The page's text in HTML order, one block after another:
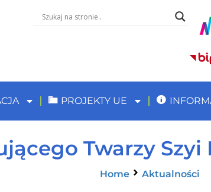
PROJEKTY UE
Twarzy Szyi
Home Aktualności